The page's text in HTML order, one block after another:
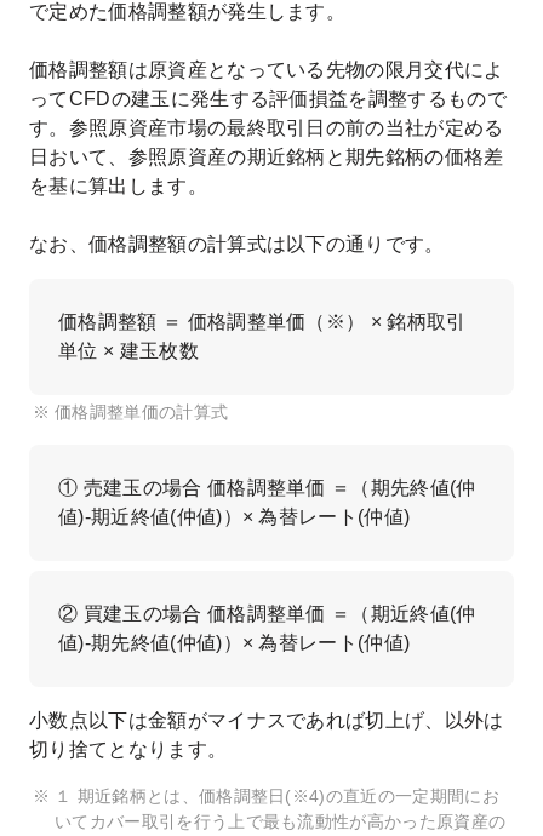
で定めた価格調整額が発生します。
価格調整額は原資産となっている先物の限月交代によ
ってCFDの建玉に発生する評価損益を調整するもので
す。参照原資産市場の最終取引日の前の当社が定める
日おいて、参照原資産の期近銘柄と期先銘柄の価格差
を基に算出します。
なお、価格調整額の計算式は以下の通りです。
価格調整額 ＝ 価格調整単価（※） × 銘柄取引
単位 × 建玉枚数
価格調整単価の計算式
① 売建玉の場合 価格調整単価 ＝（期先終値(仲
値)-期近終値(仲値)）× 為替レート(仲値)
② 買建玉の場合 価格調整単価 ＝（期近終値(仲
値)-期先終値(仲値)）× 為替レート(仲値)
小数点以下は金額がマイナスであれば切上げ、以外は
切り捨てとなります。
１ 期近銘柄とは、価格調整日(※4)の直近の一定期間にお
いてカバー取引を行う上で最も流動性が高かった原資産の